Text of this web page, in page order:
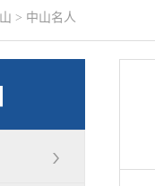
> 中山名人